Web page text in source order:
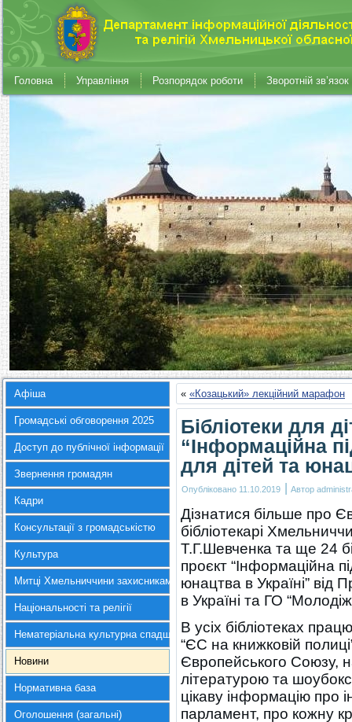
Головна Управління Розпорядок роботи Зворотній зв’язок
Афіша
Громадські обговорення 2025
Доступ до публічної інформації
Звернення громадян
Кадри
Консультації з громадськістю
Культура
Митці Хмельниччини захисникам України
Національності та релігії
Нематеріальна культурна спадщина
Новини
Нормативна база
Оголошення (загальні)
« «Козацький» лекційний марафон
Бібліотеки для
“Інформаційна
для дітей та
Опубліковано 11.10.2019 | Автор
Дізнатися більше про
бібліотекарі
Т.Г.Шевченка та ще 24
проєкт “Інформаційна
юнацтва в Україні”
в Україні та ГО
В усіх бібліотеках
“ЄС на книжковій
Європейського Союзу,
літературою та
цікаву інформацію про
парламент, про кожну